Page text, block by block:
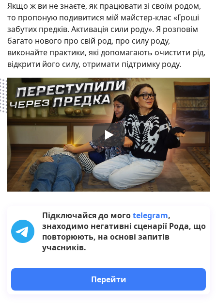
Якщо ж ви не знаєте, як працювати зі своїм родом,
то пропоную подивитися мій майстер-клас «Гроші
забутих предків. Активація сили роду». Я розповім
багато нового про свій род, про силу роду,
виконайте практики, які допомагають очистити рід,
відкрити його силу, отримати підтримку роду.
Підключайся до могоtelegram,
знаходимо негативні сценарії Рода, що
повторюють, на основі запитів
учасників.
Перейти